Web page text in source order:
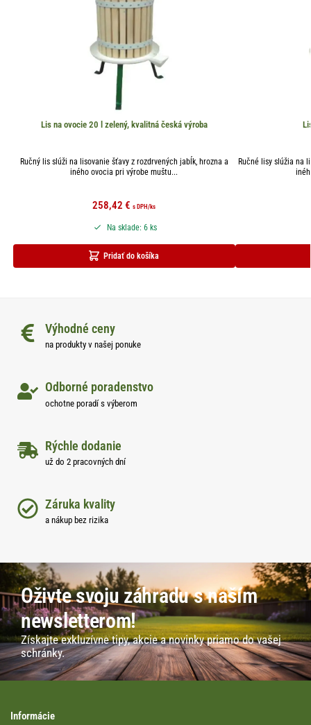
Lis na ovocie 20 l zelený, kvalitná česká výroba
Ručný lis slúži na lisovanie šťavy z rozdrvených jabĺk, hrozna a
iného ovocia pri výrobe muštu...
258,42€ s DPH/ks
Pridať do košíka
Na sklade: 6 ks
Ručné lisy slúžia na
Výhodné ceny
na produkty v našej ponuke
Odborné poradenstvo
ochotne poradí s výberom
Rýchle dodanie
už do 2 pracovných dní
Záruka kvality
a nákup bez rizika
Oživte svoju záhradu s naším
newsletterom!
Získajte exkluzívne tipy, akcie a novinky priamo do vašej
schránky.
Informácie